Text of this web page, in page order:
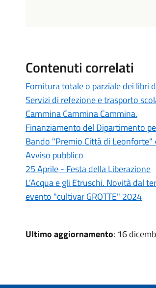
Contenuti correlati
Fornitura totale o parziale dei libri
Servizi di refezione e trasporto
Cammina Cammina Cammina.
Finanziamento del Dipartimento
Bando "Premio Città di Leonforte"
Avviso pubblico
25 Aprile - Festa della Liberazione
L’Acqua e gli Etruschi. Novità dal
evento "cultivar GROTTE" 2024
Ultimo aggiornamento: 16